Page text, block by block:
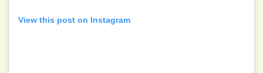
View this post on Instagram